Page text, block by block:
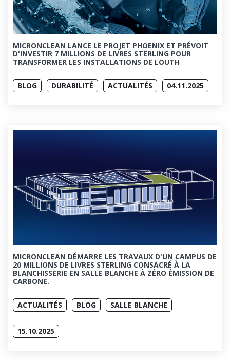
MICRONCLEAN LANCE LE PROJET PHOENIX ET PRÉVOIT
D'INVESTIR 7 MILLIONS DE LIVRES STERLING POUR
TRANSFORMER LES INSTALLATIONS DE LOUTH
BLOG DURABILITÉ ACTUALITÉS 04.11.2025
MICRONCLEAN DÉMARRE LES TRAVAUX D'UN CAMPUS DE
20 MILLIONS DE LIVRES STERLING CONSACRÉ À LA
BLANCHISSERIE EN SALLE BLANCHE À ZÉRO ÉMISSION DE
CARBONE.
ACTUALITÉS BLOG SALLE BLANCHE
15.10.2025